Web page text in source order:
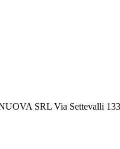
SRL Via Settevalli 133